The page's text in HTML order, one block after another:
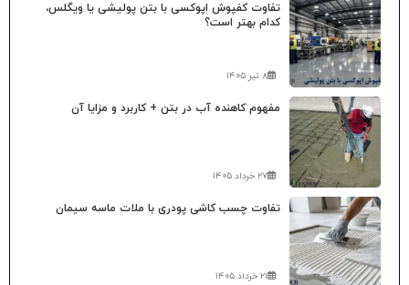
تفاوت کفپوش اپوکسی با بتن پولیشی یا ویگلس،
کدام بهتر است؟
۸ تیر ۱۴۰۵
مفهوم کاهنده آب در بتن + کاربرد و مزایا آن
۲۷ خرداد ۱۴۰۵
تفاوت چسب کاشی پودری با ملات ماسه سیمان
۲۱ خرداد ۱۴۰۵